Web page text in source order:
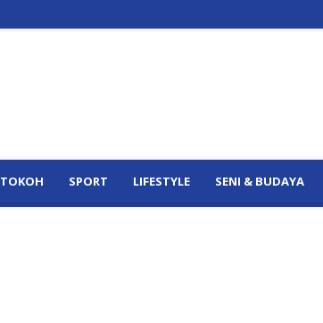
TOKOH SPORT LIFESTYLE SENI & BUDAYA